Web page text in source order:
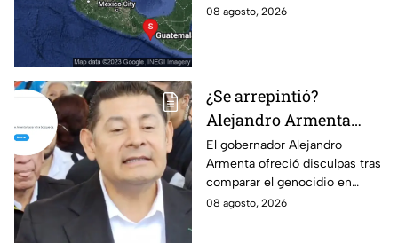
2026, lo que generó alerta
08 agosto, 2026
¿Se arrepintió?
Alejandro Armenta
elimina disculpas tras
comparar genocidio
palestino con baches;
Morena calla
El gobernador Alejandro
Armenta ofreció disculpas tras
comparar el genocidio en
Palestina con baches; sin
08 agosto, 2026